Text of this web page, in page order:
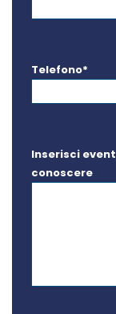
Telefono*
Inserisci
conoscere